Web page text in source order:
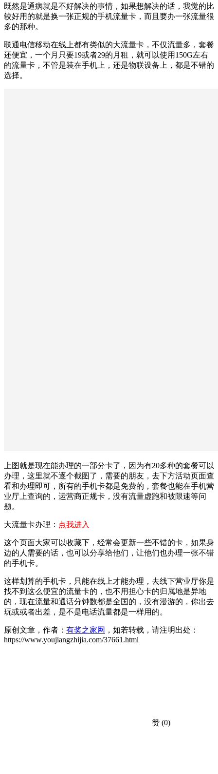
既然是通病就是不好解决的事情，如果想解决的话，我觉的比
较好用的就是换一张正规的手机流量卡，而且要办一张流量很
多的那种。
联通电信移动在线上都有类似的大流量卡，不仅流量多，套餐
还便宜，一个月只要19或者29的月租，就可以使用150G左右
的流量卡，不管是装在手机上，还是物联设备上，都是不错的
选择。
上图就是现在能办理的一部分卡了，因为有20多种的套餐可以
办理，这里就不逐个截图了，需要的朋友，去下方活动页面查
看和办理即可，所有的手机卡都是免费的，套餐也能在手机营
业厅上查询的，运营商正规卡，没有流量虚跑和被限速等问
题。
大流量卡办理： 点我进入
这个页面大家可以收藏下，经常会更新一些不错的卡，如果身
边的人需要的话，也可以分享给他们，让他们也办理一张不错
的手机卡。
这样划算的手机卡，只能在线上才能办理，去线下营业厅你是
找不到这么便宜的流量卡的，也不用担心卡的归属地是异地
的，现在流量和通话分钟数都是全国的，没有漫游的，你出去
玩或或者出差，是不是电话流量都是一样用的。
原创文章，作者： 有奖之家网 ，如若转载，请注明出处：
https://www.youjiangzhijia.com/37661.html
赞 (0)